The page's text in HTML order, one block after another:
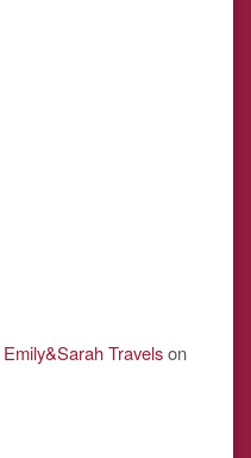
Emily&Sarah Travelson